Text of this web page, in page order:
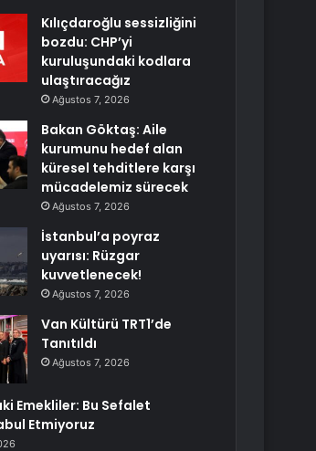
Kılıçdaroğlu sessizliğini
bozdu: CHP’yi
kuruluşundaki kodlara
ulaştıracağız
Ağustos 7, 2026
Bakan Göktaş: Aile
kurumunu hedef alan
küresel tehditlere karşı
mücadelemiz sürecek
Ağustos 7, 2026
İstanbul’a poyraz
uyarısı: Rüzgar
kuvvetlenecek!
Ağustos 7, 2026
Van Kültürü TRT1’de
Tanıtıldı
Ağustos 7, 2026
Emekliler: Bu Sefalet
Etmiyoruz